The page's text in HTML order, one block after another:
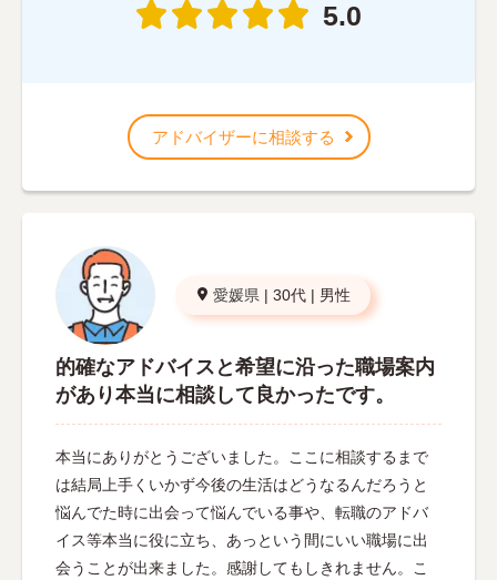
5.0
アドバイザーに相談する
愛媛県 | 30代 | 男性
的確なアドバイスと希望に沿った職場案内
があり本当に相談して良かったです。
本当にありがとうございました。ここに相談するまで
は結局上手くいかず今後の生活はどうなるんだろうと
悩んでた時に出会って悩んでいる事や、転職のアドバ
イス等本当に役に立ち、あっという間にいい職場に出
会うことが出来ました。感謝してもしきれません。こ